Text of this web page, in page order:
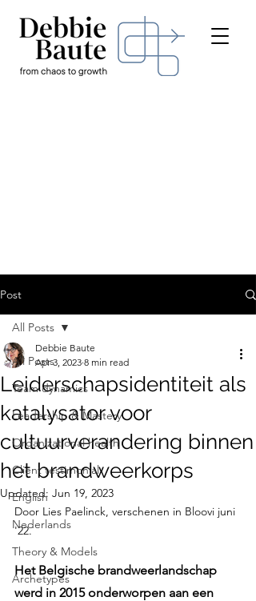
Post
All Posts
Team dynamics
Leadership & Mastery
Organizational health
Client testimonial
English
Nederlands
Theory & Models
Archetypes
All Posts
Leiderschapsidentiteit als
katalysator voor
cultuurverandering binnen
het brandweerkorps
Debbie Baute
Apr 3, 2023 8 min read
Updated: Jun 19, 2023
Door Lies Paelinck, verschenen in Bloovi juni
'22.
Het Belgische brandweerlandschap
werd in 2015 onderworpen aan een